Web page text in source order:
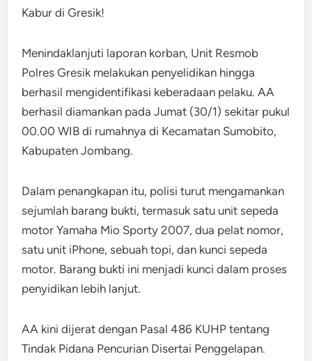
Menindaklanjuti laporan korban, Unit Resmob
Polres Gresik melakukan penyelidikan hingga
berhasil mengidentifikasi keberadaan pelaku. AA
berhasil diamankan pada Jumat (30/1) sekitar pukul
00.00 WIB di rumahnya di Kecamatan Sumobito,
Kabupaten Jombang.
Dalam penangkapan itu, polisi turut mengamankan
sejumlah barang bukti, termasuk satu unit sepeda
motor Yamaha Mio Sporty 2007, dua pelat nomor,
satu unit iPhone, sebuah topi, dan kunci sepeda
motor. Barang bukti ini menjadi kunci dalam proses
penyidikan lebih lanjut.
AA kini dijerat dengan Pasal 486 KUHP tentang
Tindak Pidana Pencurian Disertai Penggelapan.